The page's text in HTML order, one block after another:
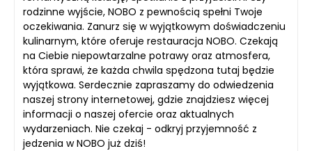
rodzinne wyjście, NOBO z pewnością spełni Twoje
oczekiwania. Zanurz się w wyjątkowym doświadczeniu
kulinarnym, które oferuje restauracja NOBO. Czekają
na Ciebie niepowtarzalne potrawy oraz atmosfera,
która sprawi, że każda chwila spędzona tutaj będzie
wyjątkowa. Serdecznie zapraszamy do odwiedzenia
naszej strony internetowej, gdzie znajdziesz więcej
informacji o naszej ofercie oraz aktualnych
wydarzeniach. Nie czekaj - odkryj przyjemność z
jedzenia w NOBO już dziś!